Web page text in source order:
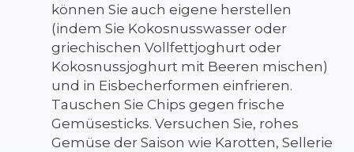
können Sie auch eigene herstellen
(indem Sie Kokosnusswasser oder
griechischen Vollfettjoghurt oder
Kokosnussjoghurt mit Beeren mischen)
und in Eisbecherformen einfrieren.
Tauschen Sie Chips gegen frische
Gemüsesticks. Versuchen Sie, rohes
Gemüse der Saison wie Karotten, Sellerie